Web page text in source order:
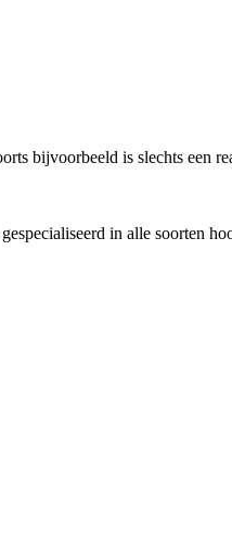
bijvoorbeeld is slechts een
in alle soorten